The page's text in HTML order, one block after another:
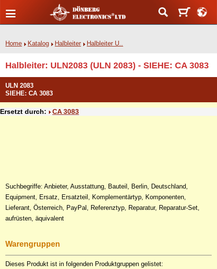
Home Katalog Halbleiter Halbleiter U..
Halbleiter: ULN2083 (ULN 2083) - SIEHE: CA 3083
ULN 2083
SIEHE: CA 3083
Ersetzt durch: CA 3083
Suchbegriffe: Anbieter, Ausstattung, Bauteil, Berlin, Deutschland,
Equipment, Ersatz, Ersatzteil, Komplementärtyp, Komponenten,
Lieferant, Österreich, PayPal, Referenztyp, Reparatur, Reparatur-Set,
aufrüsten, äquivalent
Warengruppen
Dieses Produkt ist in folgenden Produktgruppen gelistet: